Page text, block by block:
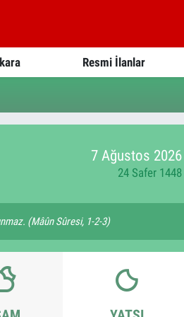
Resmi İlanlar
7 Ağustos 2026
24 Safer 1448
(Mâûn Sûresi, 1-2-3)